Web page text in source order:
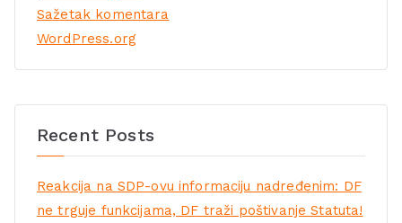
Sažetak komentara
WordPress.org
Recent Posts
Reakcija na SDP-ovu informaciju nadređenim: DF
ne trguje funkcijama, DF traži poštivanje Statuta!